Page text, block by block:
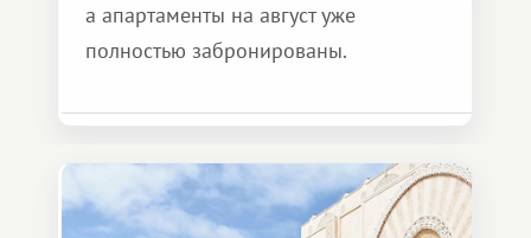
а апартаменты на август уже
полностью забронированы.